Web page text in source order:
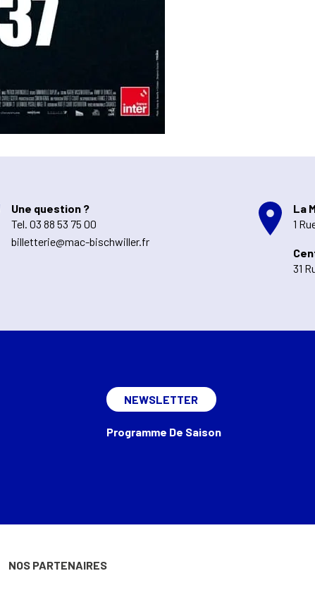
Une question ?
Tel. 03 88 53 75 00
billetterie@mac-bischwiller.fr
La
1
31
NEWSLETTER
Programme De Saison
NOS PARTENAIRES